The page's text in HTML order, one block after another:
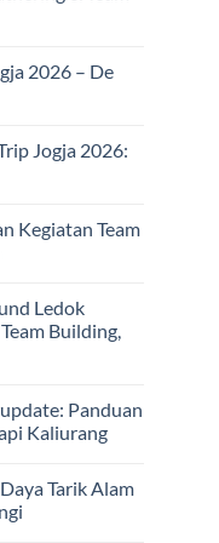
2026 – De
Jogja 2026:
Kegiatan Team
Ledok
Building,
Panduan
Kaliurang
Tarik Alam